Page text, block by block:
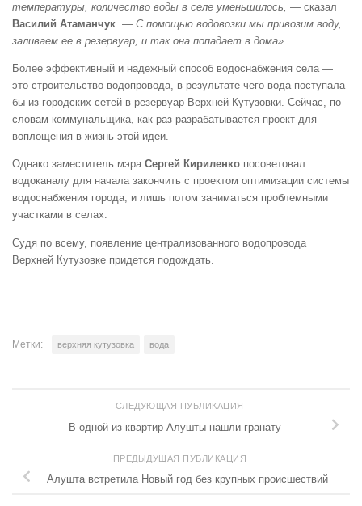
температуры, количество воды в селе уменьшилось, — сказал
Василий Атаманчук. — С помощью водовозки мы привозим воду,
заливаем ее в резервуар, и так она попадает в дома»
Более эффективный и надежный способ водоснабжения села —
это строительство водопровода, в результате чего вода поступала
бы из городских сетей в резервуар Верхней Кутузовки. Сейчас, по
словам коммунальщика, как раз разрабатывается проект для
воплощения в жизнь этой идеи.
Однако заместитель мэра Сергей Кириленко посоветовал
водоканалу для начала закончить с проектом оптимизации системы
водоснабжения города, и лишь потом заниматься проблемными
участками в селах.
Судя по всему, появление централизованного водопровода
Верхней Кутузовке придется подождать.
Метки: верхняя кутузовка вода
СЛЕДУЮЩАЯ ПУБЛИКАЦИЯ
В одной из квартир Алушты нашли гранату
ПРЕДЫДУЩАЯ ПУБЛИКАЦИЯ
Алушта встретила Новый год без крупных происшествий